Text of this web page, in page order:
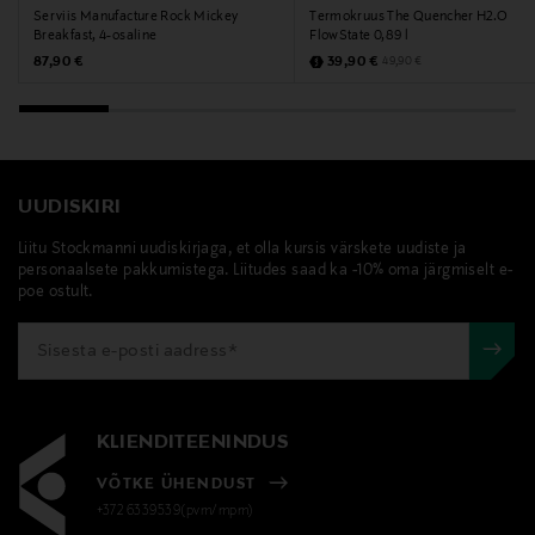
Märksõnad
villeroy & boch, serviis, nõudekomplekt,
Serviis Manufacture Rock Mickey
Breakfast, 4-osaline
Original Price
87,90 €
Termokruus The Quencher H2.O
FlowState 0,89 l
Discounted Price
39,90 € Original Price
49,90 €
UUDISKIRI
Liitu Stockmanni uudiskirjaga, et olla kursis värskete uudiste ja
personaalsete pakkumistega. Liitudes saad ka -10% oma järgmiselt e-
poe ostult.
KLIENDITEENINDUS
VÕTKE ÜHENDUST
+372 6339539(pvm/mpm)